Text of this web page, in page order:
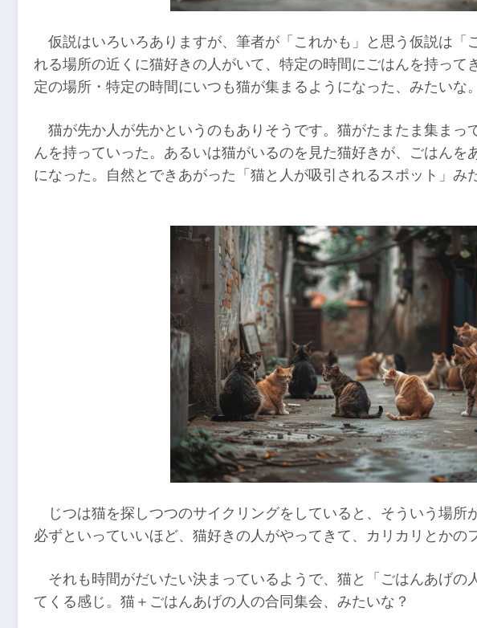
仮説はいろいろありますが、筆者が「これかも」と思う仮説は「
れる場所の近くに猫好きの人がいて、特定の時間にごはんを持って
定の場所・特定の時間にいつも猫が集まるようになった、みたいな。
猫が先か人が先かというのもありそうです。猫がたまたま集まっ
んを持っていった。あるいは猫がいるのを見た猫好きが、ごはんを
になった。自然とできあがった「猫と人が吸引されるスポット」み
じつは猫を探しつつのサイクリングをしていると、そういう場所
必ずといっていいほど、猫好きの人がやってきて、カリカリとかの
それも時間がだいたい決まっているようで、猫と「ごはんあげの
てくる感じ。猫＋ごはんあげの人の合同集会、みたいな？